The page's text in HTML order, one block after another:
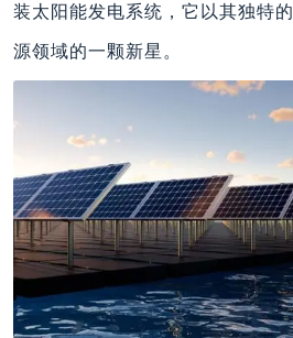
装太阳能发电系统，它以其独特
源领域的一颗新星。